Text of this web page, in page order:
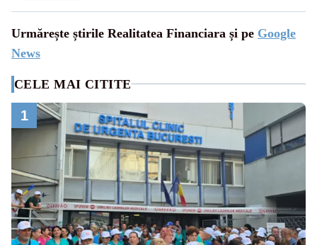
Urmărește știrile Realitatea Financiara și pe Google
News
CELE MAI CITITE
1